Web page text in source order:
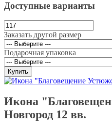
Доступные варианты
Заказать другой размер
Подарочная упаковка
Купить
Икона
Новгород 12 вв.